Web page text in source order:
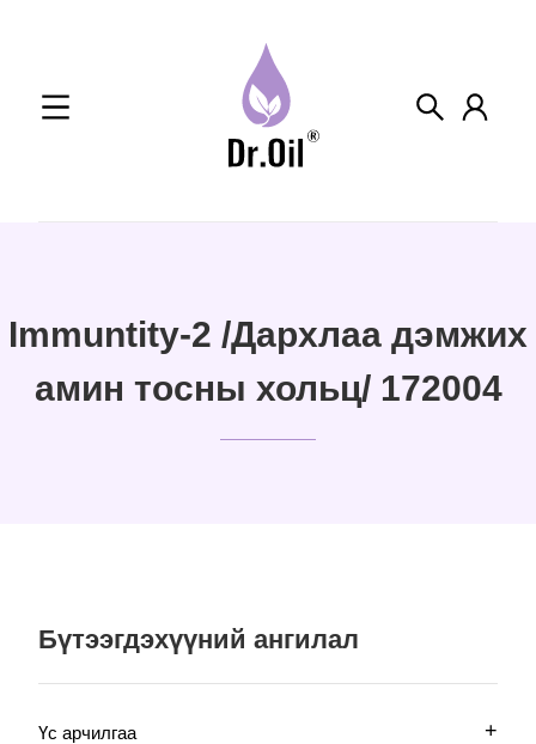
Immuntity-2 /Дархлаа дэмжих
амин тосны хольц/ 172004
Бүтээгдэхүүний ангилал
Үс арчилгаа +